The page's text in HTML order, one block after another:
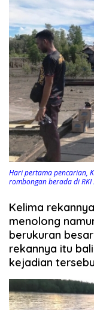
Hari pertama pencarian,
rombongan berada di RKI
Kelima
menolong
berukuran
rekannya itu
kejadian